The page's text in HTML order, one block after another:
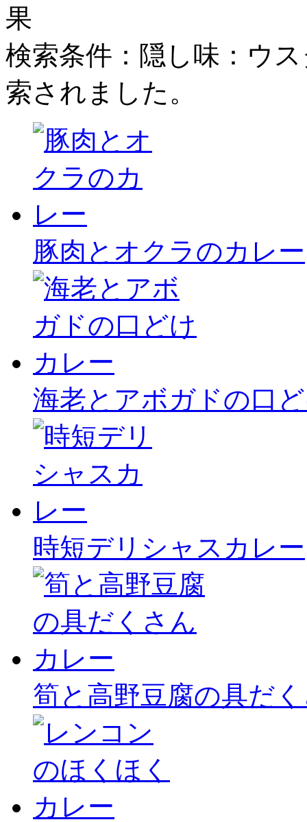
検索条件：隠し味：ウ
索されました。
豚肉とオクラのカレー
海老とアボガドの口
時短デリシャスカレー
筍と高野豆腐の具だ